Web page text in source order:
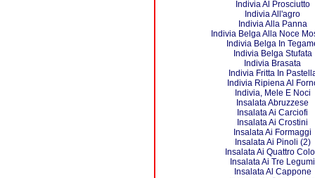
Indivia Al Prosciutto
Indivia All'agro
Indivia Alla Panna
Indivia Belga Alla Noce
Indivia Belga In
Indivia Belga Stufata
Indivia Brasata
Indivia Fritta In
Indivia Ripiena Al
Indivia, Mele E Noci
Insalata Abruzzese
Insalata Ai Carciofi
Insalata Ai Crostini
Insalata Ai Formaggi
Insalata Ai Pinoli (2)
Insalata Ai Quattro
Insalata Ai Tre Legumi
Insalata Al Cappone